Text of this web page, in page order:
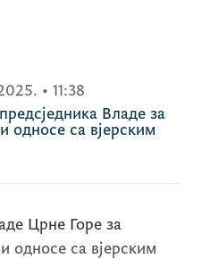
• 11:38
Владе за
односе са вјерским
Црне Горе за
односе са вјерским